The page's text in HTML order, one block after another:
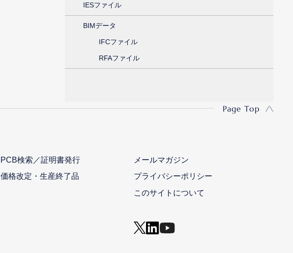
IESファイル
BIMデータ
IFCファイル
RFAファイル
Page Top
PCB検索／証明書発行
価格改定・生産終了品
メールマガジン
プライバシーポリシー
このサイトについて